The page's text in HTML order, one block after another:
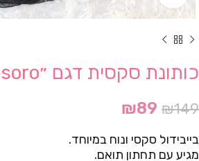
כותונת סקסית דגם ״Tesoro״- שחור
₪149
₪89
בייבידול סקסי ונוח במיוחד.
מגיע עם תחתון תואם.